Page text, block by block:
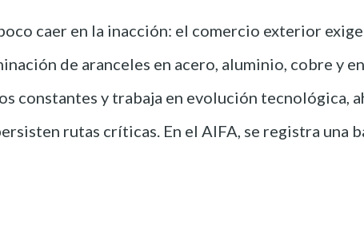
caer en la inacción: el comercio exterior
de aranceles en acero, aluminio, cobre y
constantes y trabaja en evolución tecnológica,
rutas críticas. En el AIFA, se registra una